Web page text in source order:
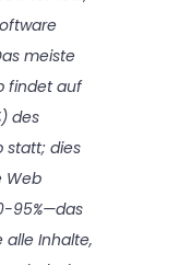
meiste
findet auf
des
statt; dies
Web
95%—das
Inhalte,